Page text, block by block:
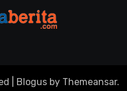
Blogusby Themeansar.